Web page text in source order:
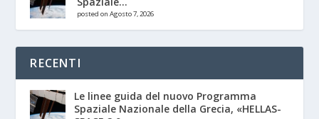
posted on Agosto 7, 2026
RECENTI
Le linee guida del nuovo Programma
Spaziale Nazionale della Grecia, «HELLAS-